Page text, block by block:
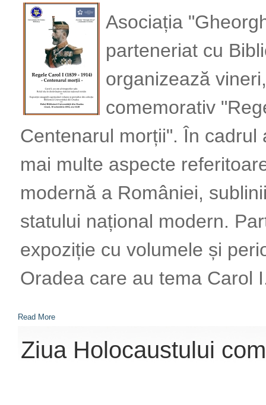
Asociația
parteneriat cu
organizează
comemorativ
Centenarul morții". În
mai multe aspecte
modernă a României,
statului național modern.
expoziție cu volumele și
Oradea care au tema Carol
Read More
Ziua Holocaustului